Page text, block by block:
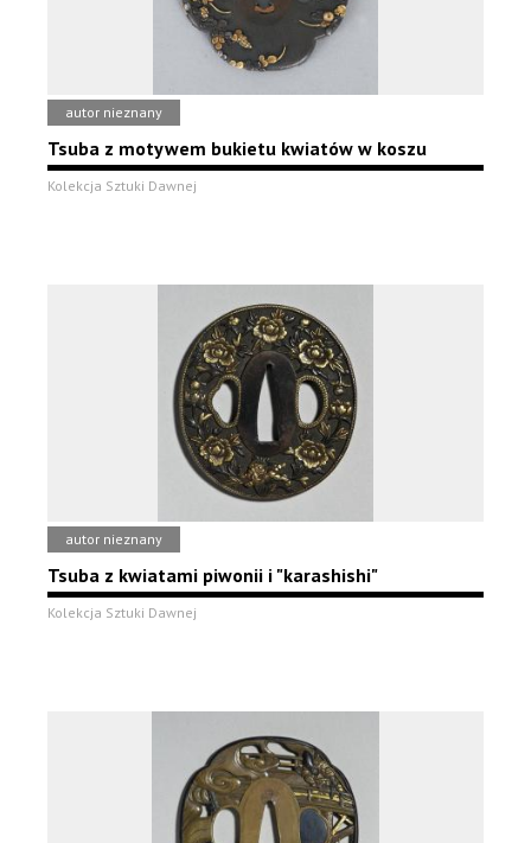
autor nieznany
Tsuba z motywem bukietu kwiatów w koszu
Kolekcja Sztuki Dawnej
autor nieznany
Tsuba z kwiatami piwonii i "karashishi"
Kolekcja Sztuki Dawnej